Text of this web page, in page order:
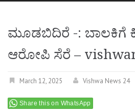
ಮೂಡಬಿದಿರೆ -: ಬಾಲಕಿಗೆ
ಆರೋಪಿ ಸೆರೆ –
March 12, 2025 Vishwa News 24
Share this on WhatsApp